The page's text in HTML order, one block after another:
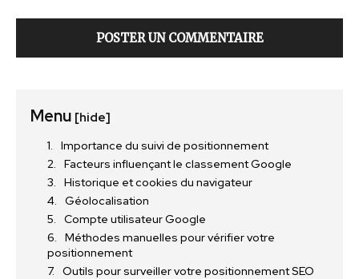
Menu [hide]
Importance du suivi de positionnement
Facteurs influençant le classement Google
Historique et cookies du navigateur
Géolocalisation
Compte utilisateur Google
Méthodes manuelles pour vérifier votre
positionnement
Outils pour surveiller votre positionnement SEO